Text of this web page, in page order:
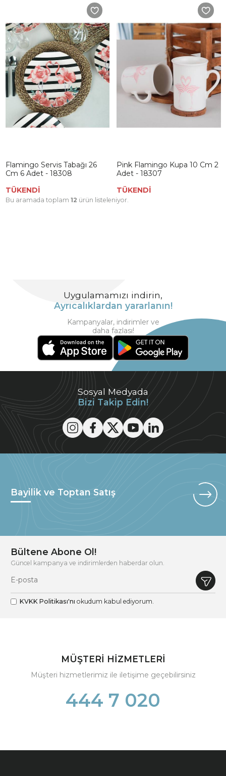
Flamingo Servis Tabağı 26
Cm 6 Adet - 18308
TÜKENDİ
Pink Flamingo Kupa 10 Cm 2
Adet - 18307
TÜKENDİ
Bu aramada toplam 12 ürün listeleniyor.
Sosyal Medyada
Bizi Takip Edin!
Uygulamamızı indirin,
Ayrıcalıklardan yararlanın!
Kampanyalar, indirimler ve
daha fazlası!
Bayilik ve Toptan Satış
Bültene Abone Ol!
Güncel kampanya ve indirimlerden haberdar olun.
KVKK Politikası'nı okudum kabul ediyorum.
MÜŞTERİ HİZMETLERİ
Müşteri hizmetlerimiz ile iletişime geçebilirsiniz
444 7 020